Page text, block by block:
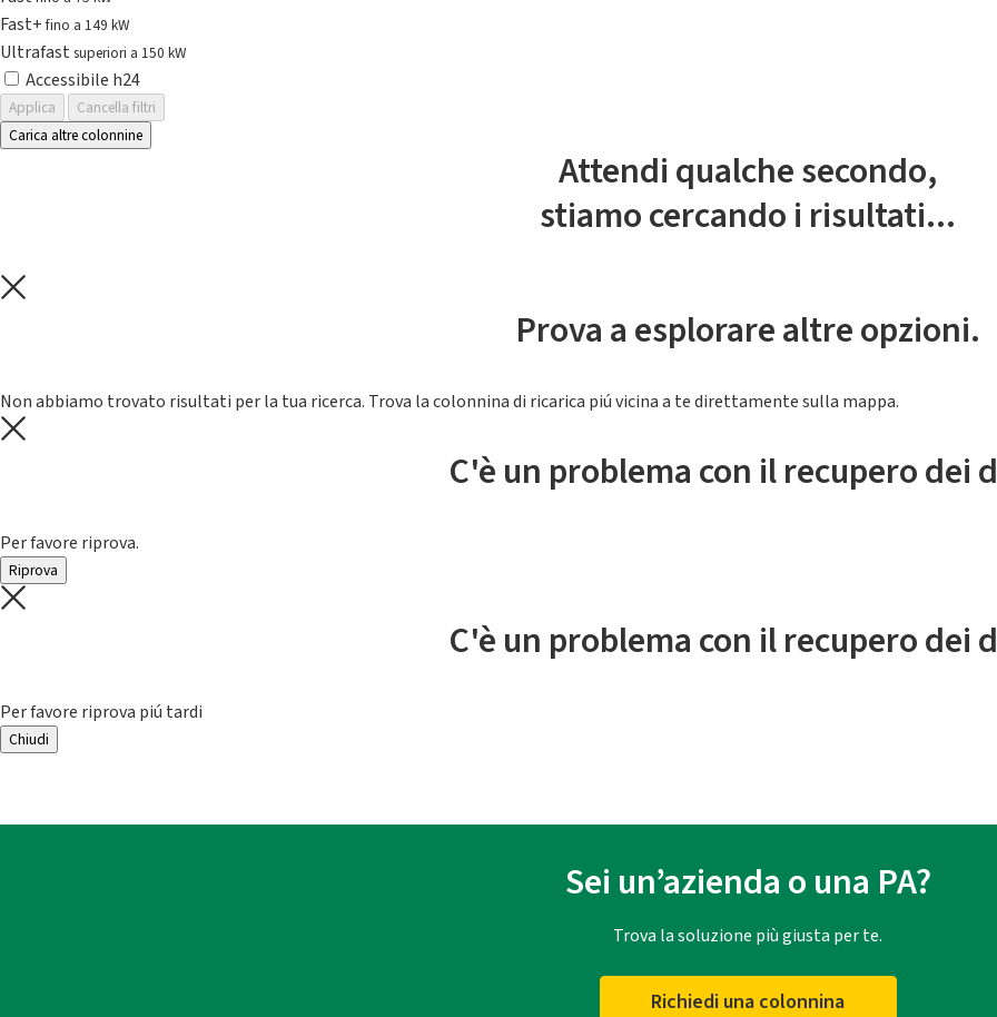
Fast+fino a 149 kW
Ultrafast superiori a 150 kW
Accessibile h24
Applica
Cancella filtri
Carica altre colonnine
Attendi qualche secondo,
stiamo cercando i risultati...
Prova a esplorare altre opzioni.
Non abbiamo trovato risultati per la tua ricerca. Trova la colonnina di ricarica piú vicina a te direttamente sulla mappa.
C'è un problema con il recupero dei
Per favore riprova.
Riprova
C'è un problema con il recupero dei
Per favore riprova piú tardi
Chiudi
Sei un’azienda o una PA?
Trova la soluzione più giusta per te.
Richiedi una colonnina